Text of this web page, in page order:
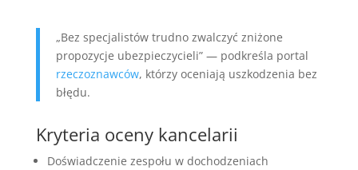
„Bez specjalistów trudno zwalczyć zniżone
propozycje ubezpieczycieli” — podkreśla portal
rzeczoznawców, którzy oceniają uszkodzenia bez
błędu.
Kryteria oceny kancelarii
Doświadczenie zespołu w dochodzeniach